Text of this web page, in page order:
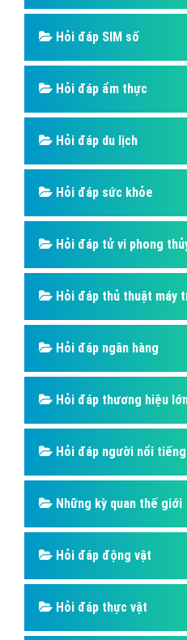
Hỏi đáp SIM số
Hỏi đáp ẩm thực
Hỏi đáp du lịch
Hỏi đáp sức khỏe
Hỏi đáp tử vi phong
Hỏi đáp thủ thuật máy
Hỏi đáp ngân hàng
Hỏi đáp thương hiệu
Hỏi đáp người nổi tiếng
Những kỳ quan thế giới
Hỏi đáp động vật
Hỏi đáp thực vật